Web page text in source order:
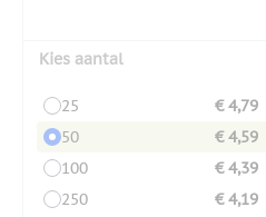
Kies aantal
25
€ 4,79
50
€ 4,59
100
€ 4,39
250
€ 4,19